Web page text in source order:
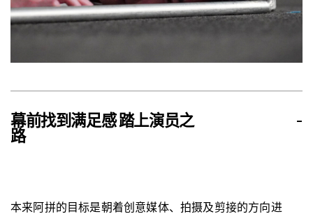
幕前找到满足感 踏上演员之
路
-
本来阿拼的目标是朝着创意媒体、拍摄及剪接的方向进